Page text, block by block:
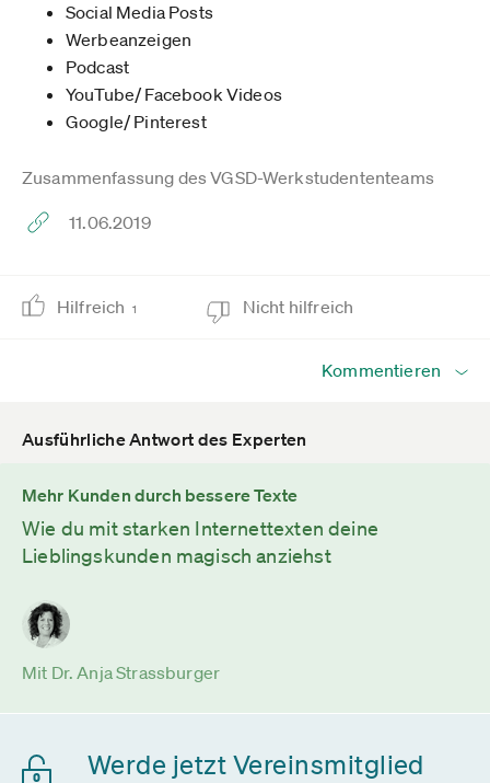
Social Media Posts
Werbeanzeigen
Podcast
YouTube/ Facebook Videos
Google/ Pinterest
Zusammenfassung des VGSD-Werkstudententeams
11.06.2019
Hilfreich 1 Nicht hilfreich
Kommentieren
Ausführliche Antwort des Experten
Mehr Kunden durch bessere Texte
Wie du mit starken Internettexten deine
Lieblingskunden magisch anziehst
Mit Dr. Anja Strassburger
Werde jetzt Vereinsmitglied